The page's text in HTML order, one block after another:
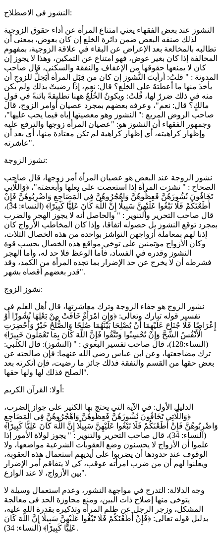
النشوز في الاصطلاح:
النشوز عند بعض الفقهاء يعني امتناع المرأة عن أداء حقوق الزوجية
لذلك صنفه البعض ضمن دائرة الخلع إن كان بعوض، بمعنى أن
تطالبه بالمخالعة بعد الإعراض عن البقاء في علاقة الزوجية، بمفهوم
المخالفة إذا كان بغير عوض، فهو امتناع عن التمكين، وهذا لا يجوز إن
كان لا يمنعها حقوقها من الإعفاف والنفقة والسكنى، قال صاحب
المدونة : " قلتُ: أرأيتَ النُّشوز إن كان من قِبَلِ المرأة أيَحِلُّ للزوجِ أن
يأخذَ منها ما أعطتهُ على الخلع؟ قال: نعم، إذَا رضيتْ بذلك ولم يكن
منه في ذلك ضررٌ لها، قُلتُ: ويكونُ الخُلْعُ ههنا تطليقةً بائنةً في قولِ
مالكٍ؟ قال: نعم"، وعرفه بعضهم بمجرد عصيان أوامر الزوج، قال
صاحب الروض المربع :" النشوز وهو معصيتها إياه فيما يجب عليها"،
وجمهور الفقهاء أن النشوز هو: "عصيان المرأة زوجها والترفع عليه
وإظهار كراهيته، أي إظهار كراهية لم تكن معتادة منها، أي بعد أن
عاشرته".
نشوز الزوجة:
نشوز الزوجة عند البعض هو عصيان المرأة أمر زوجها، قال صاحب
الصحاح : " نشزت المرأة إذا استعصت على بعلها وأبغضته"، ﴿وَاللَّاتِي
تَخَافُونَ نُشُوزَهُنَّ فَعِظُوهُنَّ وَاهْجُرُوهُنَّ فِي الْمَضَاجِعِ وَاضْرِبُوهُنَّ فَإِنْ
أَطَعْنَكُمْ فَلَا تَبْغُوا عَلَيْهِنَّ سَبِيلًا إِنَّ اللَّهَ كَانَ عَلِيًّا كَبِيرًا﴾ (النساء: 34)،
قال صاحب التحرير والتنوير : " والحاصل أنه لا يجوز الهجر والضرب
بمجرد توقع النشوز بل حصوله اتفاقا، وإذا كان المخاطب الأزواج كان
إذنا لهم بمعاملة أزواجهن النواشز بواحدة من هذه الخصال الثلاث،
وكان الأزواج مؤتمنين على توخي مواقع هذه الخصال بحسب قوة
النشوز وقدره في الفساد، فأما الوعظ فلا حد له، وأما الهجر
فشرطه أن لا يخرج عن حد الإضرار بما تجده المرأة من الكمد، وقد
قدر بعضهم أقصاه بشهر".
نشوز الزوج:
نشوز الزوج هو جفاء الزوجة وترك معاشرتها، قال أهل العلم في
تفسير قوله تبارك وتعالى: ﴿وَإِنِ امْرَأَةٌ خَافَتْ مِنْ بَعْلِهَا نُشُوزًا أَوْ
إِعْرَاضًا فَلَا جُنَاحَ عَلَيْهِمَا أَنْ يُصْلِحَا بَيْنَهُمَا صُلْحًا وَالصُّلْحُ خَيْرٌ وَأُحْضِرَتِ
الْأَنْفُسُ الشُّحَّ وَإِنْ تُحْسِنُوا وَتَتَّقُوا فَإِنَّ اللَّهَ كَانَ بِمَا تَعْمَلُونَ خَبِيرًا﴾
(النساء:128)، قال صاحب تفسير البغوي : " (النشوز): قال الكلبي:
ترك مضاجعتها، وعن ابن عباس رضي الله عنهما: فإن صالحته عن
بعض حقها من القسم والنفقة فذلك جائز ما رضيت، فإن أنكرته بعد
الصلح فذلك لها ولها حقها".
أولا: القرآن الكريم:
الدليل الأول: في الآية التي يحتج بها الكثير على جواز الضرب،
﴿وَاللَّاتِي تَخَافُونَ نُشُوزَهُنَّ فَعِظُوهُنَّ وَاهْجُرُوهُنَّ فِي الْمَضَاجِعِ
وَاضْرِبُوهُنَّ فَإِنْ أَطَعْنَكُمْ فَلَا تَبْغُوا عَلَيْهِنَّ سَبِيلًا إِنَّ اللَّهَ كَانَ عَلِيًّا كَبِيرًا﴾
(النساء: 34)، قال صاحب التحرير والتنوير : " يجوز لولاة الأمور إذا
علموا أن الأزواج لا يحسنون وضع العقوبات الشرعية مواضعها، ولا
الوقوف عند حدودها أن يضربوا على أيديهم استعمال هذه العقوبة،
ويعلنوا لهم أن من ضرب امرأته عوقب، كي لا يتفاقم أمر الإضرار
بين الأزواج، لا عند الوازع".
وجه الدلالة: التدرج في مواجهة النشور، وعدم استعمال وسيلة لا
يتوخى منها إصلاح ذات البين، ومنع مجاوزة الحد في معالجة
المشكل، وزجر الرجل عن ظلم المرأة وتذكيره بقدرة الله عليه،
بدليل قوله تعالى: ﴿فَإِنْ أَطَعْنَكُمْ فَلَا تَبْغُوا عَلَيْهِنَّ سَبِيلًا إِنَّ اللَّهَ كَانَ
عَلِيًّا كَبِيرًا﴾ (النساء: 34).